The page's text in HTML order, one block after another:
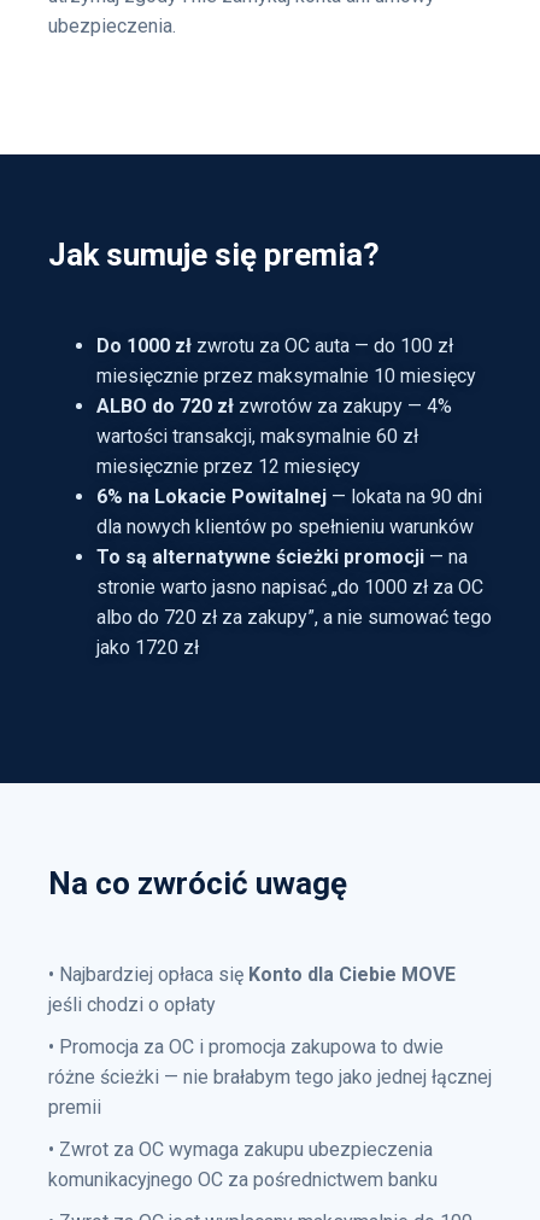
ubezpieczenia.
Jak sumuje się premia?
Do 1000 zł zwrotu za OC auta — do 100 zł
miesięcznie przez maksymalnie 10 miesięcy
ALBO do 720 zł zwrotów za zakupy — 4%
wartości transakcji, maksymalnie 60 zł
miesięcznie przez 12 miesięcy
6% na Lokacie Powitalnej — lokata na 90 dni
dla nowych klientów po spełnieniu warunków
To są alternatywne ścieżki promocji — na
stronie warto jasno napisać „do 1000 zł za OC
albo do 720 zł za zakupy”, a nie sumować tego
jako 1720 zł
Na co zwrócić uwagę
• Najbardziej opłaca się Konto dla Ciebie MOVE
jeśli chodzi o opłaty
• Promocja za OC i promocja zakupowa to dwie
różne ścieżki — nie brałabym tego jako jednej łącznej
premii
• Zwrot za OC wymaga zakupu ubezpieczenia
komunikacyjnego OC za pośrednictwem banku